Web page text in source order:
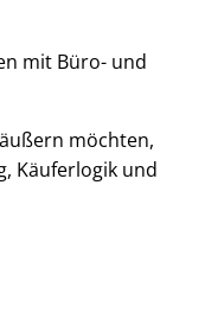
mit Büro- und
möchten,
Käuferlogik und